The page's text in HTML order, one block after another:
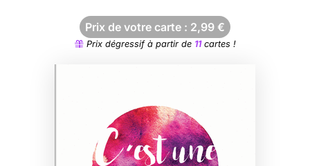
Prix de votre carte : 2,99 €
Prix dégressif à partir de 11cartes !